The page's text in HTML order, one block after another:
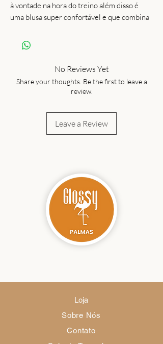
à vontade na hora do treino além disso é
uma blusa super confortável e que combina
Perfeita para compor o seu look Glossy.
No Reviews Yet
Share your thoughts. Be the first to leave a
review.
Leave a Review
Loja
Sobre Nós
Contato